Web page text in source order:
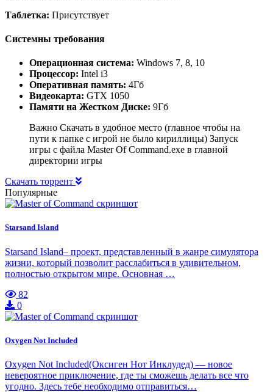
Таблетка: Присутствует
Системны требования
Операционная система: Windows 7, 8, 10
Процессор: Intel i3
Оперативная память: 4Гб
Видеокарта: GTX 1050
Памяти на Жестком Диске: 9Гб
Важно Скачать в удобное место (главное чтобы на
пути к папке с игрой не было кириллицы) Запуск
игры с файла Master Of Command.exe в главной
директории игры
Скачать торрент
Популярные
Starsand Island
Starsand Island– проект, представленный в жанре симулятора
жизни, который позволит расслабиться в удивительном,
полностью открытом мире. Основная …
82
0
Oxygen Not Included
Oxygen Not Included(Оксиген Нот Инклудед) — новое
невероятное приключение, где ты сможешь делать все что
угодно. Здесь тебе необходимо отправиться…